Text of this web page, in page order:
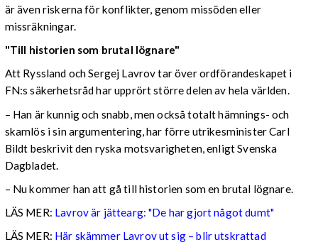
är även riskerna för konflikter, genom missöden eller
missräkningar.
"Till historien som brutal lögnare"
Att Ryssland och Sergej Lavrov tar över ordförandeskapet i
FN:s säkerhetsråd har upprört större delen av hela världen.
– Han är kunnig och snabb, men också totalt hämnings- och
skamlös i sin argumentering, har förre utrikesminister Carl
Bildt beskrivit den ryska motsvarigheten, enligt Svenska
Dagbladet.
– Nu kommer han att gå till historien som en brutal lögnare.
LÄS MER: Lavrov är jättearg: "De har gjort något dumt"
LÄS MER: Här skämmer Lavrov ut sig – blir utskrattad